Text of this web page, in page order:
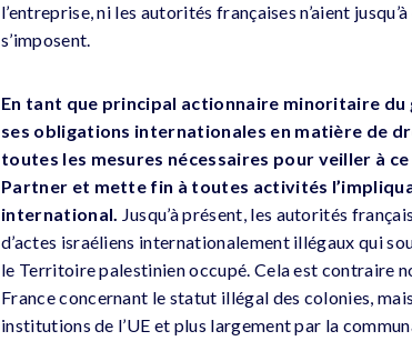
l’entreprise, ni les autorités françaises n’aient
s’imposent.
En tant que principal actionnaire minoritaire du
ses obligations internationales en matière de
toutes les mesures nécessaires pour veiller à
Partner et mette fin à toutes activités
international. Jusqu’à présent, les autorités
d’actes israéliens internationalement illégaux qui
le Territoire palestinien occupé. Cela est contraire
France concernant le statut illégal des colonies,
institutions de l’UE et plus largement par la